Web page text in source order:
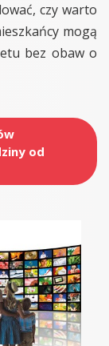
czy warto
mogą
bez obaw o
od